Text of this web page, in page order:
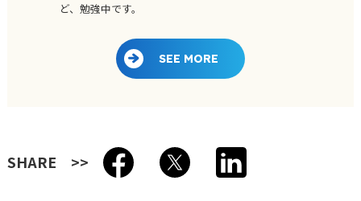
ど、勉強中です。
SEE MORE
SHARE